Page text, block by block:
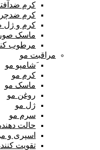
کرم
کرم
کرم و
ماسک
مرطوب
مراقبت مو
َشامپو مو
کرم مو
ماسک مو
روغن مو
ژل مو
سرم مو
حالت
اسپری و
تقویت